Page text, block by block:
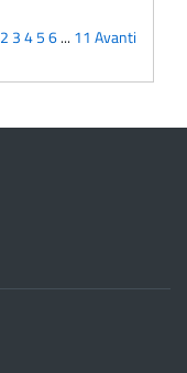
2 3456... 11 Avanti